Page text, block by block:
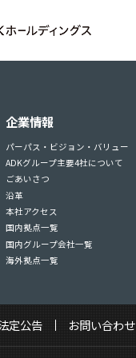
企業情報
パーパス・ビジョン・バリュー
ADKグループ主要4社について
ごあいさつ
沿革
本社アクセス
国内拠点一覧
国内グループ会社一覧
海外拠点一覧
定公告 お問い合わせ